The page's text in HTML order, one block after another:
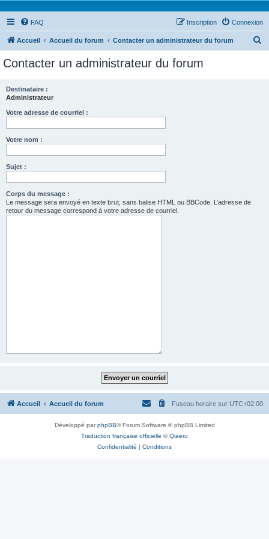
FAQ Connexion
Inscription
Accueil Accueil du forum Contacter un administrateur du forum
Contacter un administrateur du forum
Destinataire :
Administrateur
Votre adresse de courriel :
Votre nom :
Sujet :
Corps du message :
Le message sera envoyé en texte brut, sans balise HTML ou BBCode. L’adresse de
retour du message correspond à votre adresse de courriel.
Accueil Accueil du forum Fuseau horaire sur UTC+02:00
Développé parphpBB® Forum Software © phpBB Limited
Traduction française officielle ©Qiaeru
Confidentialité | Conditions